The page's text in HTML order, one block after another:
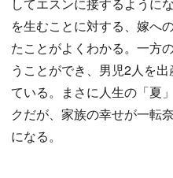
を生むことに対する、嫁へ
たことがよくわかる。一方
うことができ、男児2人を
ている。まさに人生の「夏
クだが、家族の幸せが一転
になる。